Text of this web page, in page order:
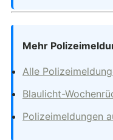
Mehr
Alle
Blaulicht-
Polizeimeldungen